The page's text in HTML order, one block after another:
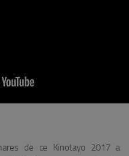
de ce Kinotayo 2017 a